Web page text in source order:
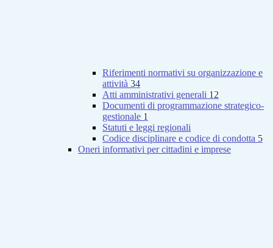
Riferimenti normativi su organizzazione e
attività 34
Atti amministrativi generali 12
Documenti di programmazione strategico-
gestionale 1
Statuti e leggi regionali
Codice disciplinare e codice di condotta 5
Oneri informativi per cittadini e imprese